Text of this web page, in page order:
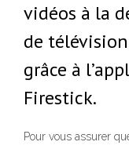
vidéos à la
de
grâce à
Firestick.
Pour vous assurer